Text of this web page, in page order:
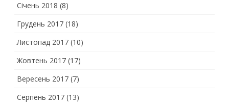
Січень 2018 (8)
Грудень 2017 (18)
Листопад 2017 (10)
Жовтень 2017 (17)
Вересень 2017 (7)
Серпень 2017 (13)